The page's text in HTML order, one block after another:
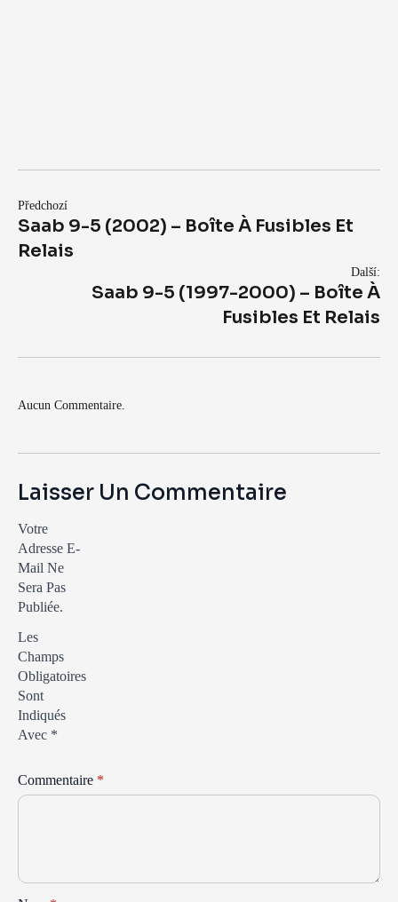
Předchozí
Saab 9-5 (2002) – Boîte À Fusibles Et
Relais
Další:
Saab 9-5 (1997-2000) – Boîte À
Fusibles Et Relais
Aucun Commentaire.
Laisser Un Commentaire
Votre
Adresse E-
Mail Ne
Sera Pas
Publiée.
Les
Champs
Obligatoires
Sont
Indiqués
Avec *
Commentaire *